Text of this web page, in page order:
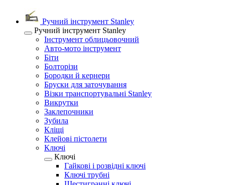
Ручний інструмент Stanley
Ручний інструмент Stanley
Інструмент облицьовочний
Авто-мото інструмент
Біти
Болторізи
Бородки й кернери
Бруски для заточування
Візки транспортувальні Stanley
Викрутки
Заклепочники
Зубила
Кліщі
Клейові пістолети
Ключі
Ключі
Гайкові і розвідні ключі
Ключі трубні